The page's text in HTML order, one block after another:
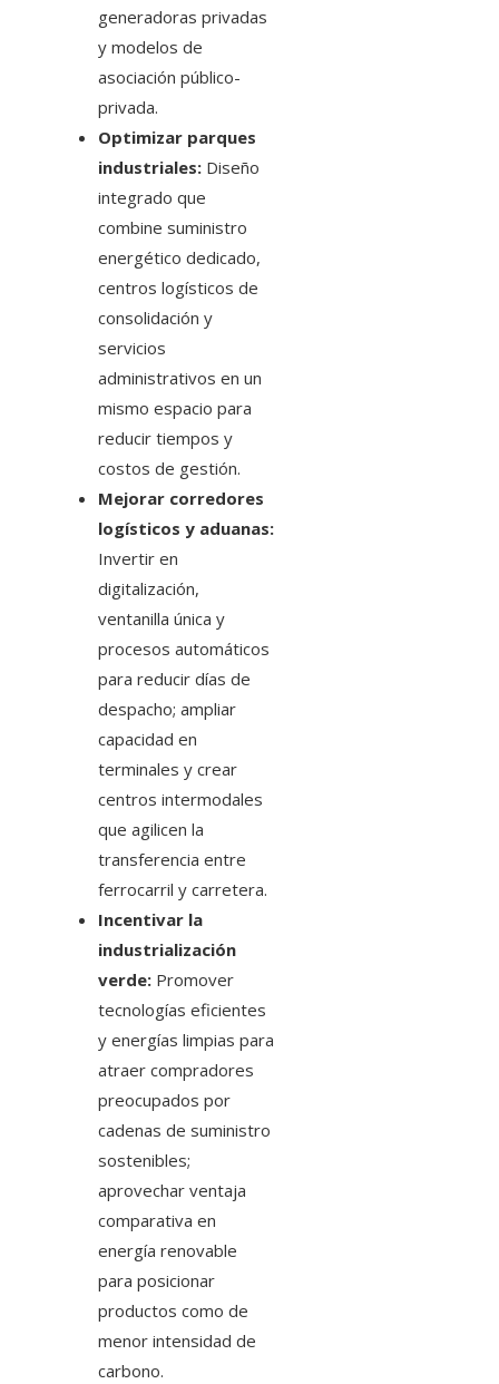
generadoras privadas
y modelos de
asociación público-
privada.
Optimizar parques
industriales: Diseño
integrado que
combine suministro
energético dedicado,
centros logísticos de
consolidación y
servicios
administrativos en un
mismo espacio para
reducir tiempos y
costos de gestión.
Mejorar corredores
logísticos y aduanas:
Invertir en
digitalización,
ventanilla única y
procesos automáticos
para reducir días de
despacho; ampliar
capacidad en
terminales y crear
centros intermodales
que agilicen la
transferencia entre
ferrocarril y carretera.
Incentivar la
industrialización
verde: Promover
tecnologías eficientes
y energías limpias para
atraer compradores
preocupados por
cadenas de suministro
sostenibles;
aprovechar ventaja
comparativa en
energía renovable
para posicionar
productos como de
menor intensidad de
carbono.